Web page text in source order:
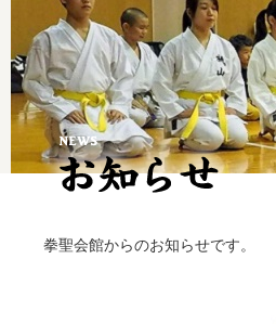
拳聖会館からのお知らせです。